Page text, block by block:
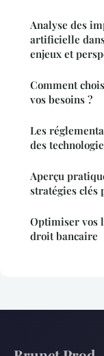
Analyse des
artificielle
enjeux et
Comment
vos besoins ?
Les
des
Aperçu
stratégies clés
Optimiser vos
droit bancaire